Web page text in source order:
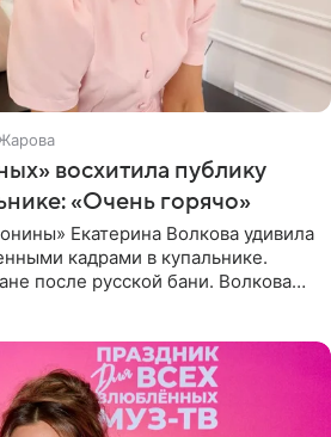
восхитила публику
«Очень горячо»
Екатерина Волкова удивила
кадрами в купальнике.
после русской бани. Волкова